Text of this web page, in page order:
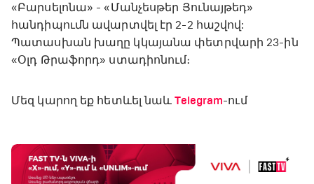
«Բարսելոնա» - «Մանչեսթեր Յունայթեդ»
հանդիպումն ավարտվել էր 2-2 հաշվով:
Պատասխան խաղը կկայանա փետրվարի 23-ին
«Օլդ Թրաֆորդ» ստադիոնում։
Մեզ կարող եք հետևել նաև Telegram-ում